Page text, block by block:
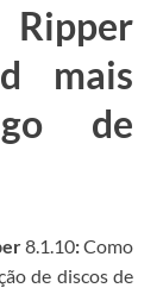
mais
de
8.1.10:Como
de discos de